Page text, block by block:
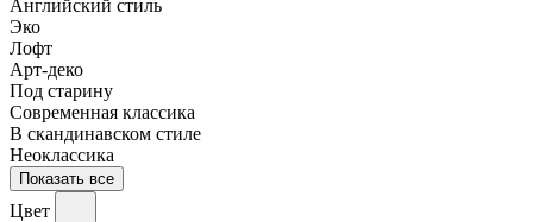
Английский стиль
Эко
Лофт
Арт-деко
Под старину
Современная классика
В скандинавском стиле
Неоклассика
Показать все
Цвет